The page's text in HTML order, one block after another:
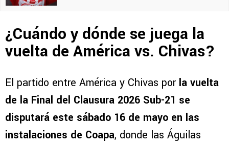
¿Cuándo y dónde se juega la
vuelta de América vs. Chivas?
El partido entre América y Chivas por la vuelta
de la Final del Clausura 2026 Sub-21 se
disputará este sábado 16 de mayo en las
instalaciones de Coapa, donde las Águilas